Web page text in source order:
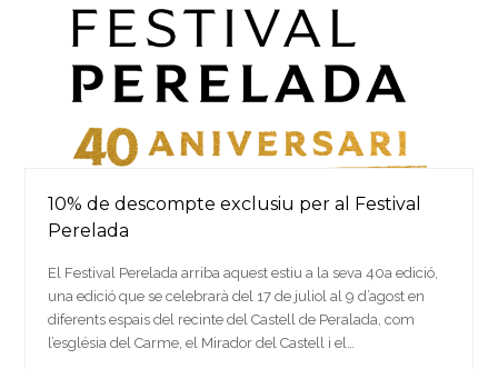
10% de descompte exclusiu per al Festival
Perelada
El Festival Perelada arriba aquest estiu a la seva 40a edició,
una edició que se celebrarà del 17 de juliol al 9 d’agost en
diferents espais del recinte del Castell de Peralada, com
l’església del Carme, el Mirador del Castell i el…